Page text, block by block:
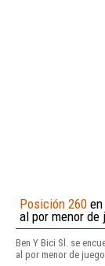
Posición 260
al por menor de
Ben Y Bici Sl. se
al por menor de